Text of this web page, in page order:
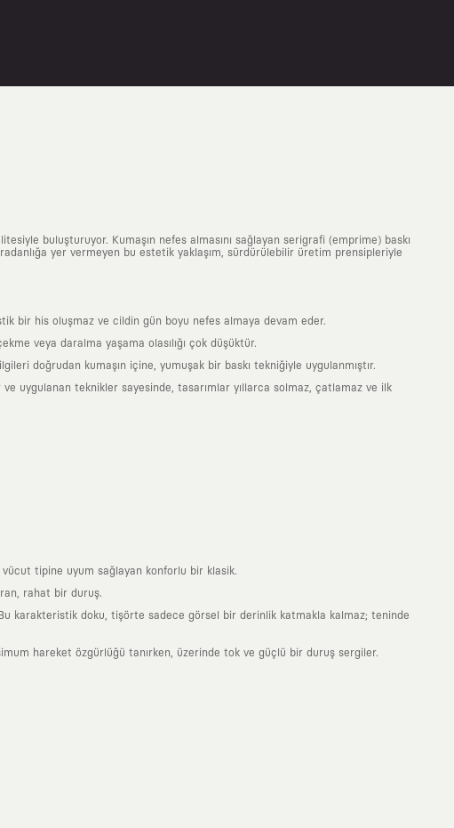
buluşturuyor. Kumaşın nefes almasını sağlayan serigrafi (emprime) baskı
yer vermeyen bu estetik yaklaşım, sürdürülebilir üretim prensipleriyle
bir his oluşmaz ve cildin gün boyu nefes almaya devam eder.
veya daralma yaşama olasılığı çok düşüktür.
doğrudan kumaşın içine, yumuşak bir baskı tekniğiyle uygulanmıştır.
uygulanan teknikler sayesinde, tasarımlar yıllarca solmaz, çatlamaz ve ilk
tipine uyum sağlayan konforlu bir klasik.
rahat bir duruş.
karakteristik doku, tişörte sadece görsel bir derinlik katmakla kalmaz; teninde
hareket özgürlüğü tanırken, üzerinde tok ve güçlü bir duruş sergiler.